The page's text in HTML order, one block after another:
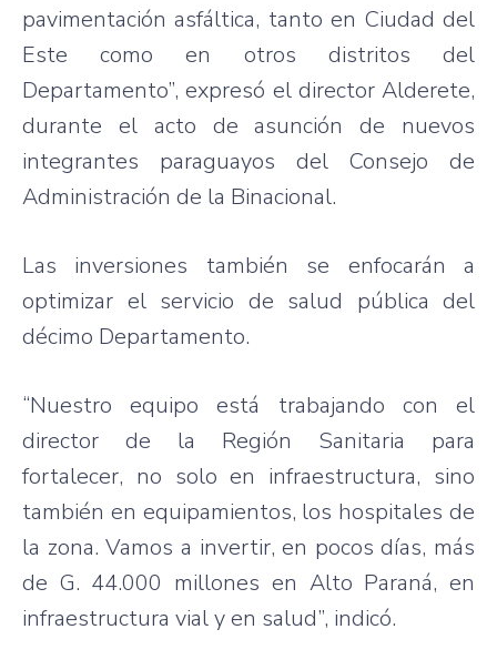
pavimentación asfáltica, tanto en Ciudad del
Este como en otros distritos del
Departamento”, expresó el director Alderete,
durante el acto de asunción de nuevos
integrantes paraguayos del Consejo de
Administración de la Binacional.
Las inversiones también se enfocarán a
optimizar el servicio de salud pública del
décimo Departamento.
“Nuestro equipo está trabajando con el
director de la Región Sanitaria para
fortalecer, no solo en infraestructura, sino
también en equipamientos, los hospitales de
la zona. Vamos a invertir, en pocos días, más
de G. 44.000 millones en Alto Paraná, en
infraestructura vial y en salud”, indicó.